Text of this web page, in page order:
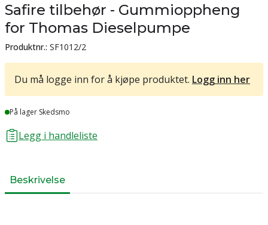
Safire tilbehør - Gummioppheng
for Thomas Dieselpumpe
Produktnr.: SF1012/2
Du må logge inn for å kjøpe produktet. Logg inn her
Lager
På lager Skedsmo
Legg i handleliste
Beskrivelse